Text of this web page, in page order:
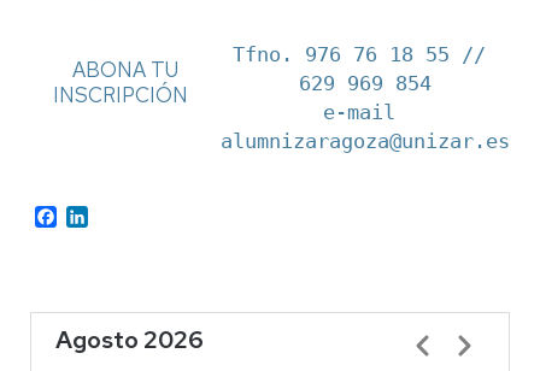
ABONA TU
INSCRIPCIÓN
Tfno. 976 76 18 55 //
629 969 854
e-mail
alumnizaragoza@unizar.es
Facebook
Agosto 2026 Paginación